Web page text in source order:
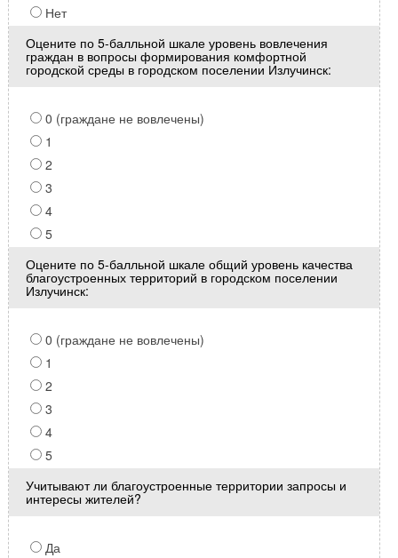
Нет
Оцените по 5-балльной шкале уровень вовлечения
граждан в вопросы формирования комфортной
городской среды в городском поселении Излучинск:
0 (граждане не вовлечены)
1
2
3
4
5
Оцените по 5-балльной шкале общий уровень качества
благоустроенных территорий в городском поселении
Излучинск:
0 (граждане не вовлечены)
1
2
3
4
5
Учитывают ли благоустроенные территории запросы и
интересы жителей?
Да